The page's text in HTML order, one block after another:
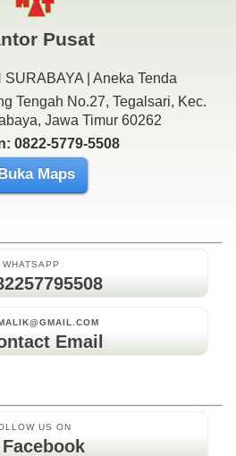
Pusat
| Aneka Tenda
Tengah No.27, Tegalsari, Kec.
Jawa Timur 60262
0822-5779-5508
Maps
WHATSAPP
Email
US ON
Facebook